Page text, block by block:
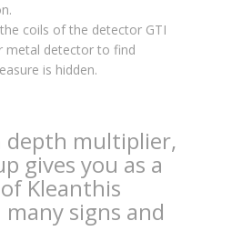
coils of the detector GTI
metal detector to find
is hidden.
depth multiplier,
gives you as a
Kleanthis
signs and